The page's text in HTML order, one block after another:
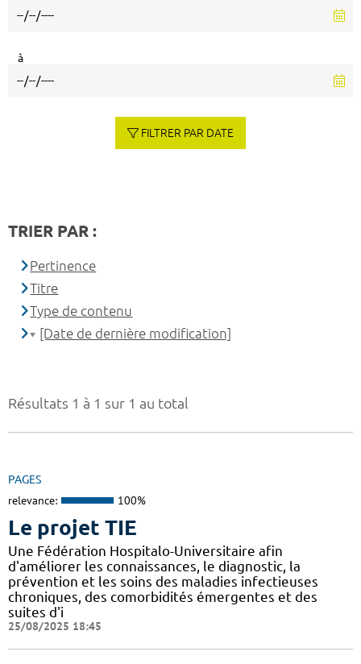
Résultats 1 à 1 sur 1 au total
PAGES
relevance: 100%
Le projet TIE
Une Fédération Hospitalo-Universitaire afin
d'améliorer les connaissances, le diagnostic, la
prévention et les soins des maladies infectieuses
chroniques, des comorbidités émergentes et des
suites d'i
25/08/2025 18:45
à
FILTRER PAR DATE
TRIER PAR :
Pertinence
Titre
Type de contenu
[Date de dernière modification]